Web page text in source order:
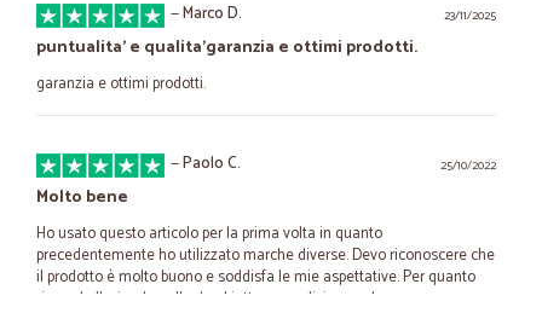
23/11/2025
—Marco D.
puntualita' e qualita'garanzia e ottimi prodotti.
garanzia e ottimi prodotti.
25/10/2022
—Paolo C.
Molto bene
Ho usato questo articolo per la prima volta in quanto
precedentemente ho utilizzato marche diverse. Devo riconoscere che
il prodotto è molto buono e soddisfa le mie aspettative. Per quanto
riguarda l'azienda nulla da obiettare, spedizione veloce e prezzo